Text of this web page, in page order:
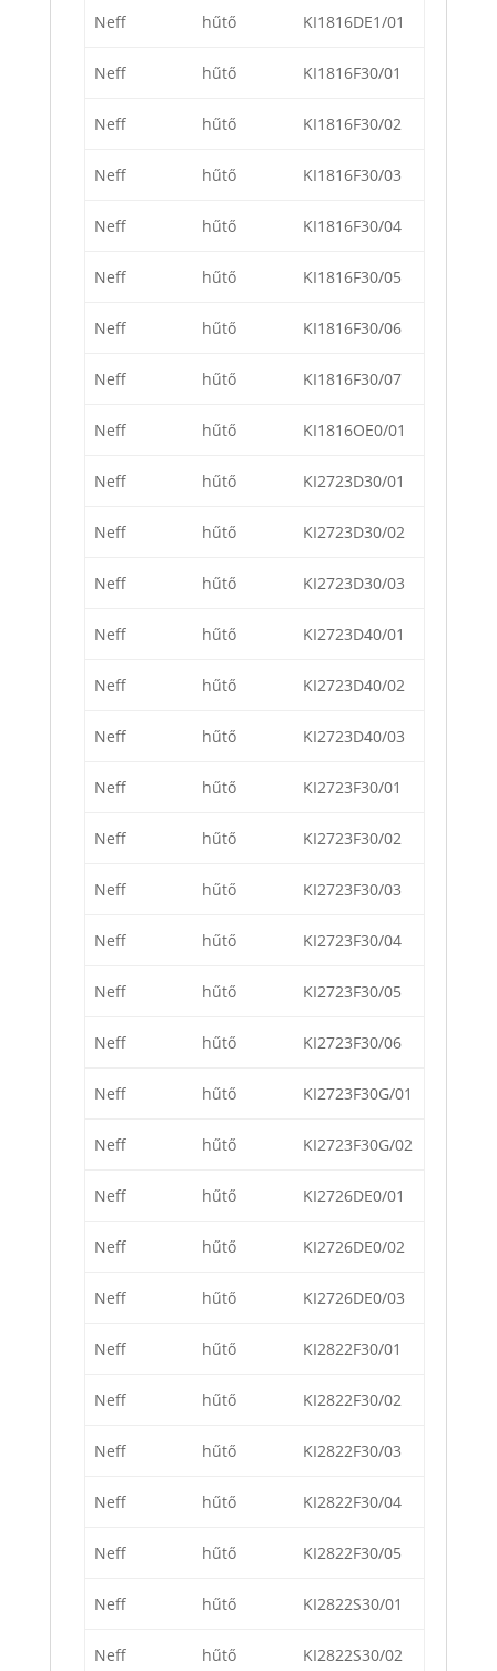
Neff hűtő KI1816DE1/01
Neff hűtő KI1816F30/01
Neff hűtő KI1816F30/02
Neff hűtő KI1816F30/03
Neff hűtő KI1816F30/04
Neff hűtő KI1816F30/05
Neff hűtő KI1816F30/06
Neff hűtő KI1816F30/07
Neff hűtő KI1816OE0/01
Neff hűtő KI2723D30/01
Neff hűtő KI2723D30/02
Neff hűtő KI2723D30/03
Neff hűtő KI2723D40/01
Neff hűtő KI2723D40/02
Neff hűtő KI2723D40/03
Neff hűtő KI2723F30/01
Neff hűtő KI2723F30/02
Neff hűtő KI2723F30/03
Neff hűtő KI2723F30/04
Neff hűtő KI2723F30/05
Neff hűtő KI2723F30/06
Neff hűtő KI2723F30G/01
Neff hűtő KI2723F30G/02
Neff hűtő KI2726DE0/01
Neff hűtő KI2726DE0/02
Neff hűtő KI2726DE0/03
Neff hűtő KI2822F30/01
Neff hűtő KI2822F30/02
Neff hűtő KI2822F30/03
Neff hűtő KI2822F30/04
Neff hűtő KI2822F30/05
Neff hűtő KI2822S30/01
Neff hűtő KI2822S30/02